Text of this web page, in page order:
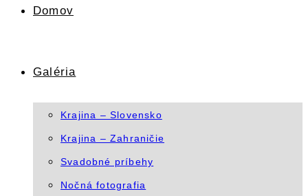
Domov
Galéria
Krajina – Slovensko
Krajina – Zahraničie
Svadobné príbehy
Nočná fotografia